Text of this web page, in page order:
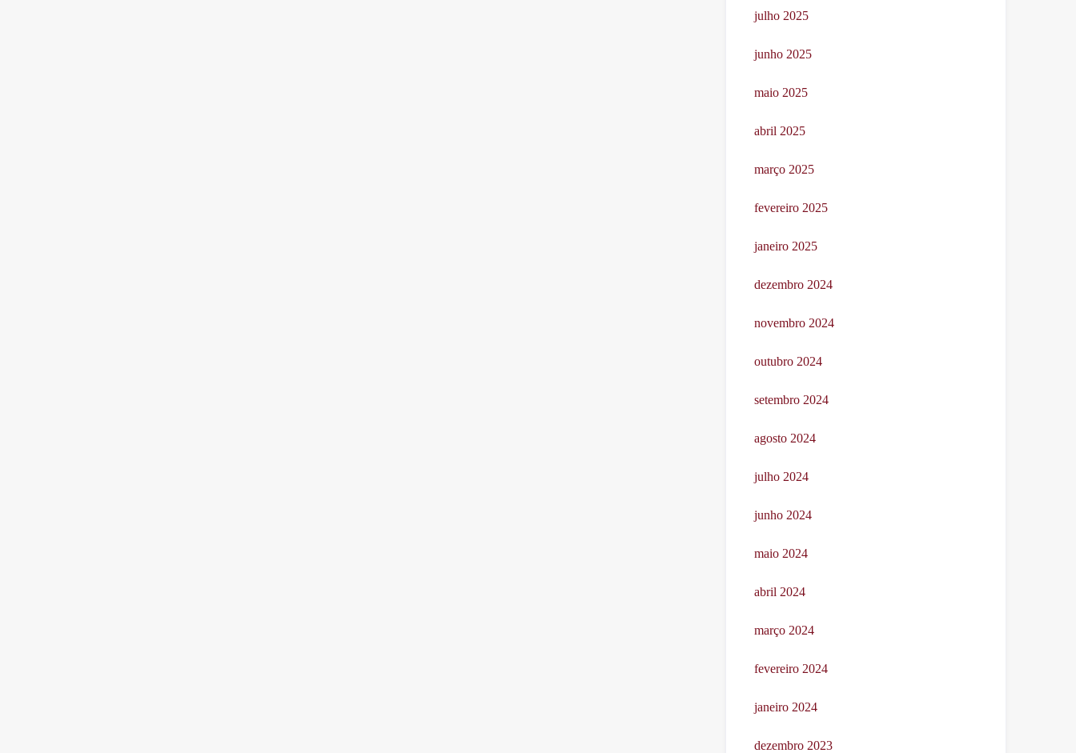
julho 2025
junho 2025
maio 2025
abril 2025
março 2025
fevereiro 2025
janeiro 2025
dezembro 2024
novembro 2024
outubro 2024
setembro 2024
agosto 2024
julho 2024
junho 2024
maio 2024
abril 2024
março 2024
fevereiro 2024
janeiro 2024
dezembro 2023